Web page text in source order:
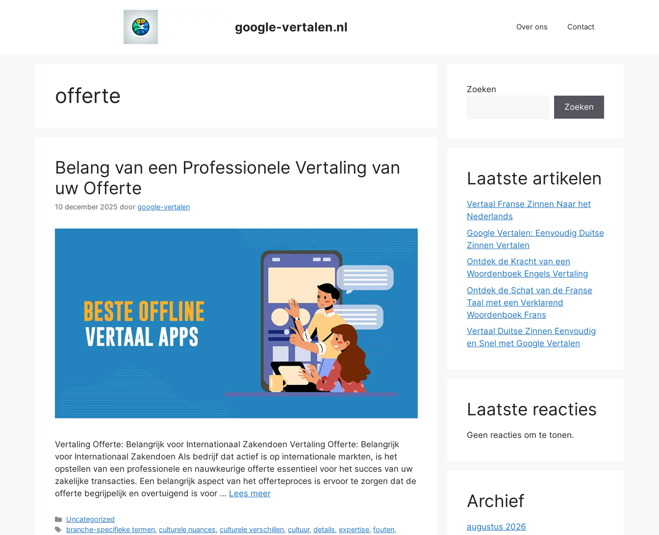
google-vertalen.nl Over ons Contact
offerte
Belang van een Professionele Vertaling van
uw Offerte
10 december 2025 door google-vertalen
Vertaling Offerte: Belangrijk voor Internationaal Zakendoen Vertaling Offerte: Belangrijk
voor Internationaal Zakendoen Als bedrijf dat actief is op internationale markten, is het
opstellen van een professionele en nauwkeurige offerte essentieel voor het succes van uw
zakelijke transacties. Een belangrijk aspect van het offerteproces is ervoor te zorgen dat de
offerte begrijpelijk en overtuigend is voor … Lees meer
Categorieën
Uncategorized
Tags
branche-specifieke termen,culturele nuances,culturele verschillen,cultuur,details,expertise,fouten,
Zoeken
Zoeken
Laatste artikelen
Vertaal Franse Zinnen Naar het
Nederlands
Google Vertalen: Eenvoudig Duitse
Zinnen Vertalen
Ontdek de Kracht van een
Woordenboek Engels Vertaling
Ontdek de Schat van de Franse
Taal met een Verklarend
Woordenboek Frans
Vertaal Duitse Zinnen Eenvoudig
en Snel met Google Vertalen
Laatste reacties
Geen reacties om te tonen.
Archief
augustus 2026